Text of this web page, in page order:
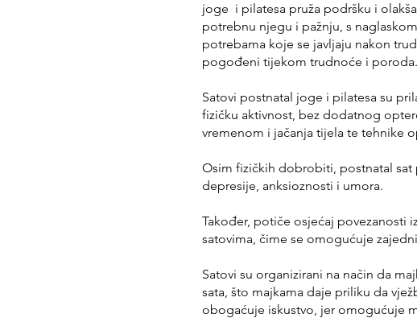
joge i pilatesa pruža podršku i
potrebnu njegu i pažnju, s
potrebama koje se javljaju nakon
pogođeni tijekom trudnoće i poroda.
Satovi postnatal joge i pilatesa su
fizičku aktivnost, bez dodatnog
vremenom i jačanja tijela te tehnike
Osim fizičkih dobrobiti, postnatal
depresije, anksioznosti i umora.
Također, potiče osjećaj povezanosti
satovima, čime se omogućuje
Satovi su organizirani na način da
sata, što majkama daje priliku da
obogaćuje iskustvo, jer omogućuje